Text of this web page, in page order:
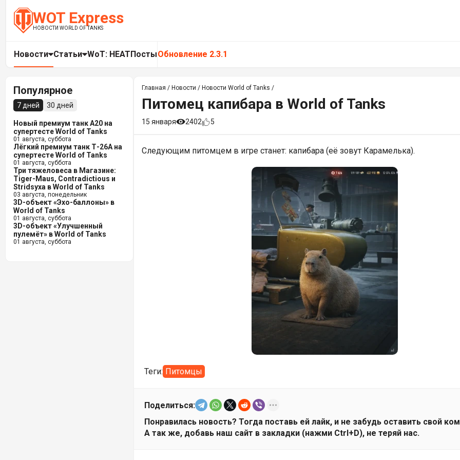
WOT Express
НОВОСТИ WORLD OF TANKS
Новости Статьи WoT: HEATПостыОбновление 2.3.1
Популярное
7 дней 30 дней
Новый премиум танк A20 на
супертесте World of Tanks
01 августа, суббота
Лёгкий премиум танк Т-26А на
супертесте World of Tanks
01 августа, суббота
Три тяжеловеса в Магазине:
Tiger-Maus, Contradictious и
Stridsyxa в World of Tanks
03 августа, понедельник
3D-объект «Эхо-баллоны» в
World of Tanks
01 августа, суббота
3D-объект «Улучшенный
пулемёт» в World of Tanks
01 августа, суббота
Главная / Новости / Новости World of Tanks /
Питомец капибара в World of Tanks
15 января 2402 5
Следующим питомцем в игре станет: капибара (её зовут Карамелька).
Теги: Питомцы
Поделиться:
Понравилась новость? Тогда поставь ей лайк, и не забудь оставить свой
А так же, добавь наш сайт в закладки (нажми Ctrl+D), не теряй нас.